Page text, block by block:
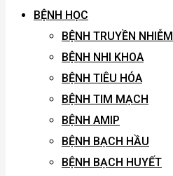
BỆNH HỌC
BỆNH TRUYỀN NHIỄM
BỆNH NHI KHOA
BỆNH TIÊU HÓA
BỆNH TIM MẠCH
BỆNH AMIP
BỆNH BẠCH HẦU
BỆNH BẠCH HUYẾT